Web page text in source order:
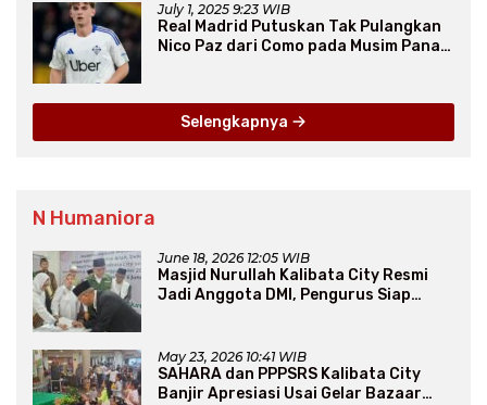
July 1, 2025 9:23 WIB
Real Madrid Putuskan Tak Pulangkan
Nico Paz dari Como pada Musim Panas
Selengkapnya
N Humaniora
June 18, 2026 12:05 WIB
Masjid Nurullah Kalibata City Resmi
Jadi Anggota DMI, Pengurus Siap
May 23, 2026 10:41 WIB
SAHARA dan PPPSRS Kalibata City
Banjir Apresiasi Usai Gelar Bazaar